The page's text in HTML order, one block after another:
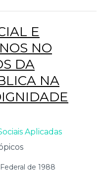
E
NO
DA
NA
Aplicadas
de 1988